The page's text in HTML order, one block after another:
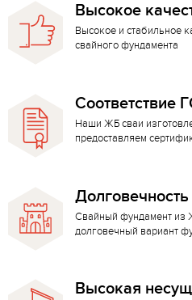
Высокое
Высокое и стабильное
свайного фундамента
Соответствие
Наши ЖБ сваи
предоставляем
Долговечность
Свайный фундамент из
долговечный вариант
Высокая